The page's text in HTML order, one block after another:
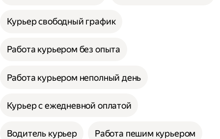
Курьер свободный график
Работа курьером без опыта
Работа курьером неполный день
Курьер с ежедневной оплатой
Водитель курьер Работа пешим курьером